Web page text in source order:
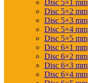
Disc 5×1 mm
Disc 5×2 mm
Disc 5×3 mm
Disc 5×4 mm
Disc 5×5 mm
Disc 6×1 mm
Disc 6×2 mm
Disc 6×3 mm
Disc 6×4 mm